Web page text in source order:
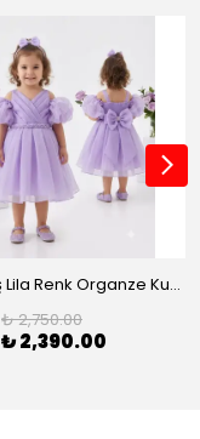
0-5 Yaş Lila Renk Organze Kumaş Bel İnci Kemerli Midi Boy Arkası Lastikli Abiye
₺ 2,750.00
₺ 2,390.00